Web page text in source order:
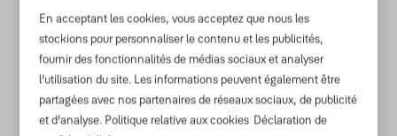
En acceptant les cookies, vous acceptez que nous les
stockions pour personnaliser le contenu et les publicités,
fournir des fonctionnalités de médias sociaux et analyser
l’utilisation du site. Les informations peuvent également être
partagées avec nos partenaires de réseaux sociaux, de publicité
et d’analyse. Politique relative aux cookies Déclaration de